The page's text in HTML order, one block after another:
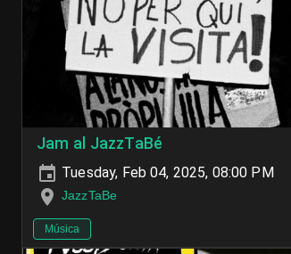
Jam al JazzTaBé
Tuesday, Feb 04, 2025, 08:00 PM
JazzTaBe
Música